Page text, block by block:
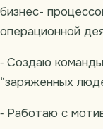
бизнес-
операционной
⁃ Создаю
“заряженных
⁃ Работаю с